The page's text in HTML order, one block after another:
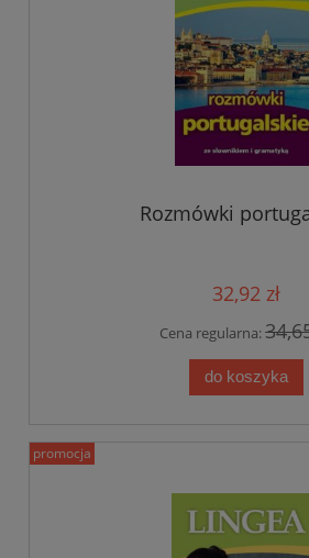
Rozmówki
32,92 zł
Cena regularna:
do koszyka
promocja